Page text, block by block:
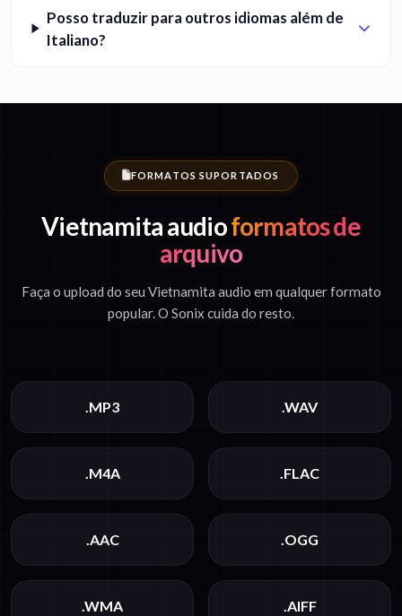
Posso traduzir para outros idiomas além de
Italiano?
FORMATOS SUPORTADOS
Vietnamita audioformatos de
arquivo
Faça o upload do seu Vietnamita audio em qualquer formato
popular. O Sonix cuida do resto.
.MP3 .WAV
.M4A .FLAC
.AAC .OGG
.WMA .AIFF